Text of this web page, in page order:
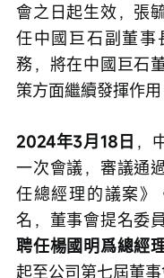
會之日起生效，張
任中國巨石副董事
務，將在中國巨石
策方面繼續發揮作用
2024年3月18日 ，
一次會議，審議通
任總經理的議案》
名，董事會提名委
聘任楊國明爲總經理
起至公司第七屆董